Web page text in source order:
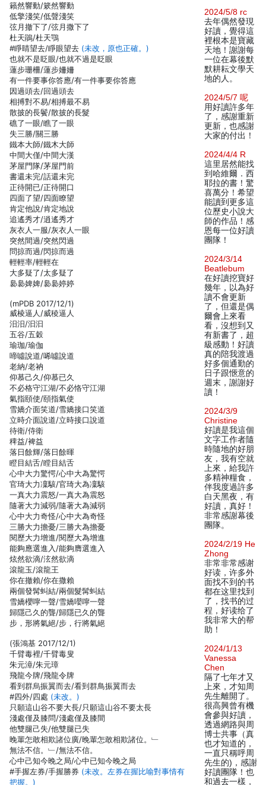
籟然響動/簌然響動
低擎淺笑/低聲淺笑
弦月撤下了/弦月撒下了
杜天鵑/杜天鶚
#睜睛望去/睜眼望去 (未改，原也正確。)
也就不是眨眼/也就不過是眨眼
蓮步珊柵/蓮步姍姍
有一件要事你答應/有一件事要你答應
因過頭去/回過頭去
相搏對不易/相搏最不易
散披的長鬢/散披的長髮
礁了一眼/瞧了一眼
失三勝/關三勝
鐵本大師/鐵木大師
中間大僅/中間大漢
茅屋門隊/茅屋門前
書還未完/話還未完
正待開已/正待開口
四面了望/四面瞭望
肯定他說/肯定地說
追遙秀才/逍遙秀才
灰衣人一服/灰衣人一眼
突然間過/突然閃過
問掠而過/閃掠而過
輕輕率/輕輕在
大多疑了/太多疑了
裊裊婢婢/裊裊婷婷
(mPDB 2017/12/1)
威棱逼人/威稜逼人
汨汨/汩汩
五谷/五穀
瑜珈/瑜伽
啼噓說道/唏噓說道
老納/老衲
仰慕己久/仰慕已久
不必格守江湖/不必恪守江湖
氣指頤使/頤指氣使
雪嬌介面笑道/雪嬌接口笑道
立時介面說道/立時接口說道
待衛/侍衛
稗益/裨益
落日餘輝/落日餘暉
瞪目結舌/瞠目結舌
心中大力驚愕/心中大為驚愕
官琦大力凜駭/官琦大為凜駭
一真大力震怒/一真大為震怒
隨著大力減弱/隨著大為減弱
心中大力奇怪/心中大為奇怪
三勝大力擔憂/三勝大為擔憂
閱歷大力增進/閱歷大為增進
能夠應選進入/能夠膺選進入
炫然欲滴/泫然欲滴
滾龍玉/滾龍王
你在撤賴/你在撒賴
兩個發髯虯結/兩個髮髯虯結
雪嬌櫻嚀一聲/雪嬌嚶嚀一聲
歸隱己久的聾/歸隱已久的聾
步，形將氣絕/步，行將氣絕
(張鴻基 2017/12/1)
千臂毒裡/千臂毒叟
朱元漳/朱元璋
飛龍今牌/飛龍令牌
看到群烏振翼而去/看到群鳥振翼而去
#四外/四處 (未改。)
只願這山谷不要大長/只願這山谷不要太長
淺處僅及膝問/淺處僅及膝間
他雙腿己失/他雙腿已失
晚輩怎敢相欺諸位廣/晚輩怎敢相欺諸位。﹂
無法不信。﹂/無法不信。
心中己知今晚之局/心中已知今晚之局
#手握左券/手握勝券 (未改。左券在握比喻對事情有
把握。)
2024/5/8 rc
去年偶然發現
好讀，覺得這
裡根本是寶藏
天地！謝謝每
一位在幕後默
默耕耘文學天
地的人。
2024/5/7 呢
用好讀許多年
了，感謝重新
更新，也感謝
大家的付出！
2024/4/4 R
這里居然能找
到哈維爾．西
耶拉的書！驚
喜萬分！希望
能讀到更多這
位歷史小說大
師的作品！感
恩每一位好讀
團隊！
2024/3/14
Beatlebum
在好讀挖寶好
幾年，以為好
讀不會更新
了，但還是偶
爾會上來看
看，沒想到又
有新書了，超
級感動！好讀
真的陪我渡過
好多個通勤的
日子跟愜意的
週末，謝謝好
讀！
2024/3/9
Christine
好讀是我這個
文字工作者隨
時隨地的好朋
友，我有空就
上來，給我許
多精神糧食，
伴我度過許多
白天黑夜，有
好讀，真好！
非常感謝幕後
團隊。
2024/2/19 He
Zhong
非常非常感谢
好读，许多外
面找不到的书
都在这里找到
了，找书的过
程，好读给了
我非常大的帮
助！
2024/1/13
Vanessa
Chen
隔了七年才又
上來，才知周
先生離開了。
很高興曾有機
會參與好讀，
透過網路與周
博士共事（真
也才知道的，
一直只稱呼周
先生的)，感謝
好讀團隊！也
和過去一樣，